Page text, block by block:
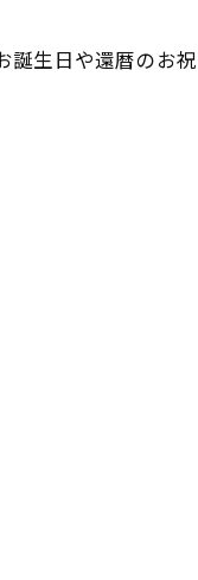
生日や還暦のお